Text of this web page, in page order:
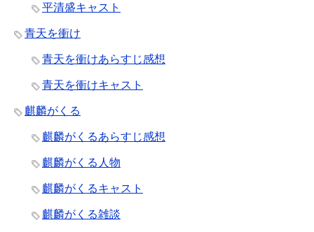
平清盛キャスト
青天を衝け
青天を衝けあらすじ感想
青天を衝けキャスト
麒麟がくる
麒麟がくるあらすじ感想
麒麟がくる人物
麒麟がくるキャスト
麒麟がくる雑談